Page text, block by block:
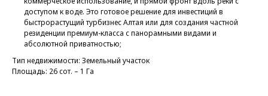
доступом к воде. Это готовое решение для инвестиций в
быстрорастущий турбизнес Алтая или для создания частной
резиденции премиум-класса с панорамными видами и
абсолютной приватностью;
Тип недвижимости: Земельный участок
Площадь: 26 сот. – 1 Га